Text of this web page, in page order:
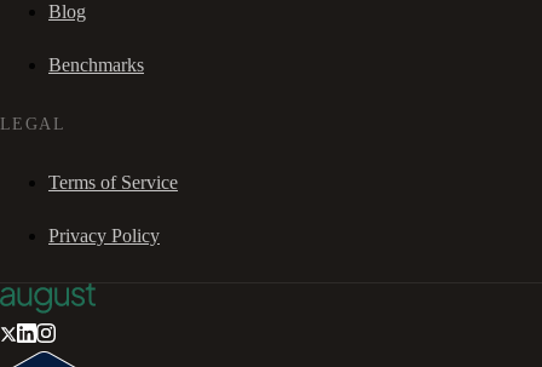
Blog
Benchmarks
LEGAL
Terms of Service
Privacy Policy